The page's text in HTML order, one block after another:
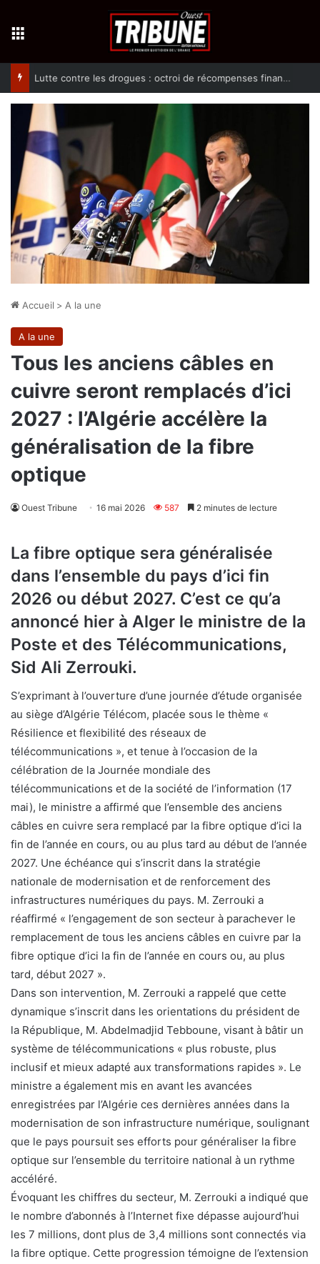
Lutte contre les drogues : octroi de récompenses financières aux dénonciateurs de trafiquants
Accueil > A la une
A la une
Tous les anciens câbles en
cuivre seront remplacés d’ici
2027 : l’Algérie accélère la
généralisation de la fibre
optique
Ouest Tribune 16 mai 2026 587 2 minutes de lecture
La fibre optique sera généralisée
dans l’ensemble du pays d’ici fin
2026 ou début 2027. C’est ce qu’a
annoncé hier à Alger le ministre de la
Poste et des Télécommunications,
Sid Ali Zerrouki.
S’exprimant à l’ouverture d’une journée d’étude organisée
au siège d’Algérie Télécom, placée sous le thème «
Résilience et flexibilité des réseaux de
télécommunications », et tenue à l’occasion de la
célébration de la Journée mondiale des
télécommunications et de la société de l’information (17
mai), le ministre a affirmé que l’ensemble des anciens
câbles en cuivre sera remplacé par la fibre optique d’ici la
fin de l’année en cours, ou au plus tard au début de l’année
2027. Une échéance qui s’inscrit dans la stratégie
nationale de modernisation et de renforcement des
infrastructures numériques du pays. M. Zerrouki a
réaffirmé « l’engagement de son secteur à parachever le
remplacement de tous les anciens câbles en cuivre par la
fibre optique d’ici la fin de l’année en cours ou, au plus
tard, début 2027 ».
Dans son intervention, M. Zerrouki a rappelé que cette
dynamique s’inscrit dans les orientations du président de
la République, M. Abdelmadjid Tebboune, visant à bâtir un
système de télécommunications « plus robuste, plus
inclusif et mieux adapté aux transformations rapides ». Le
ministre a également mis en avant les avancées
enregistrées par l’Algérie ces dernières années dans la
modernisation de son infrastructure numérique, soulignant
que le pays poursuit ses efforts pour généraliser la fibre
optique sur l’ensemble du territoire national à un rythme
accéléré.
Évoquant les chiffres du secteur, M. Zerrouki a indiqué que
le nombre d’abonnés à l’Internet fixe dépasse aujourd’hui
les 7 millions, dont plus de 3,4 millions sont connectés via
la fibre optique. Cette progression témoigne de l’extension